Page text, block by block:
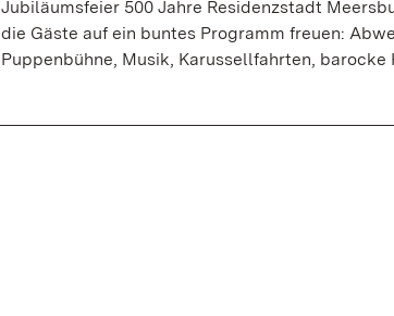
Jubiläumsfeier 500 Jahre Residenzstadt
die Gäste auf ein buntes Programm freuen:
Puppenbühne, Musik, Karussellfahrten,